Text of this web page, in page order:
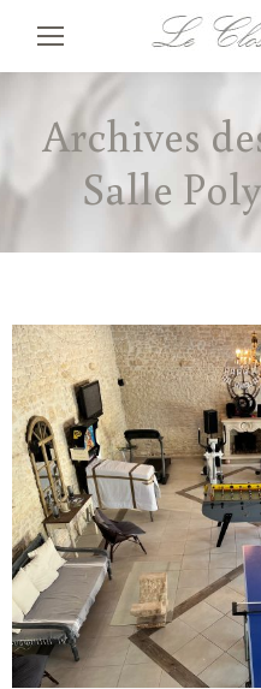
Archives
Salle